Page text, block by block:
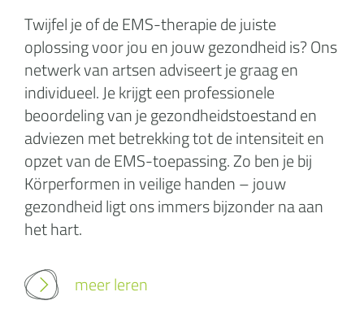
Twijfel je of de EMS-therapie de juiste
oplossing voor jou en jouw gezondheid is? Ons
netwerk van artsen adviseert je graag en
individueel. Je krijgt een professionele
beoordeling van je gezondheidstoestand en
adviezen met betrekking tot de intensiteit en
opzet van de EMS-toepassing. Zo ben je bij
Körperformen in veilige handen – jouw
gezondheid ligt ons immers bijzonder na aan
het hart.
meer leren